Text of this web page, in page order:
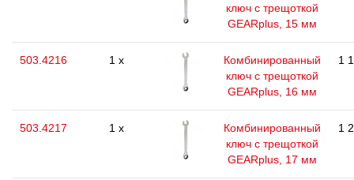
ключ с трещоткой
GEARplus, 15 мм
503.4216 1 x
Комбинированный
ключ с трещоткой
GEARplus, 16 мм
1
503.4217 1 x
Комбинированный
ключ с трещоткой
GEARplus, 17 мм
1